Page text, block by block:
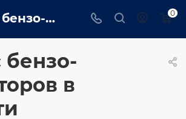
Сервис бензо-генераторов в Тольятти от компании 0
бензо-
в